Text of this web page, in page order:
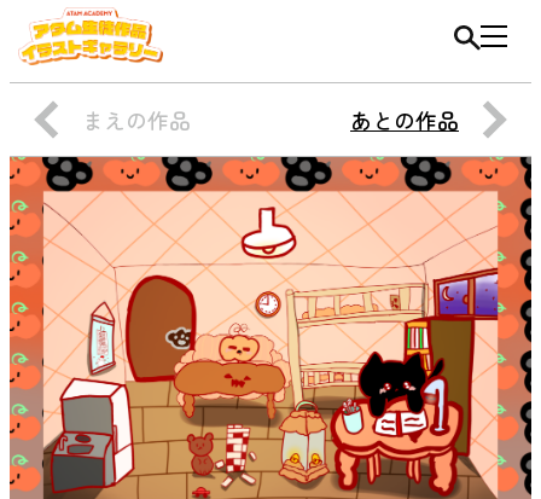
まえの作品 あとの作品